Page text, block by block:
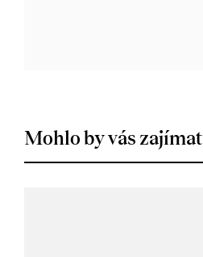
Mohlo by vás zajímat